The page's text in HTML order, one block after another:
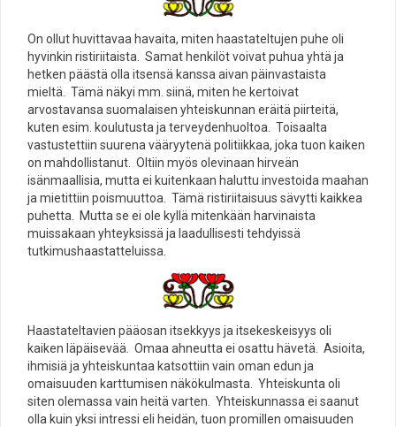
On ollut huvittavaa havaita, miten haastateltujen puhe oli
hyvinkin ristiriitaista. Samat henkilöt voivat puhua yhtä ja
hetken päästä olla itsensä kanssa aivan päinvastaista
mieltä. Tämä näkyi mm. siinä, miten he kertoivat
arvostavansa suomalaisen yhteiskunnan eräitä piirteitä,
kuten esim. koulutusta ja terveydenhuoltoa. Toisaalta
vastustettiin suurena vääryytenä politiikkaa, joka tuon kaiken
on mahdollistanut. Oltiin myös olevinaan hirveän
isänmaallisia, mutta ei kuitenkaan haluttu investoida maahan
ja mietittiin poismuuttoa. Tämä ristiriitaisuus sävytti kaikkea
puhetta. Mutta se ei ole kyllä mitenkään harvinaista
muissakaan yhteyksissä ja laadullisesti tehdyissä
tutkimushaastatteluissa.
Haastateltavien pääosan itsekkyys ja itsekeskeisyys oli
kaiken läpäisevää. Omaa ahneutta ei osattu hävetä. Asioita,
ihmisiä ja yhteiskuntaa katsottiin vain oman edun ja
omaisuuden karttumisen näkökulmasta. Yhteiskunta oli
siten olemassa vain heitä varten. Yhteiskunnassa ei saanut
olla kuin yksi intressi eli heidän, tuon promillen omaisuuden